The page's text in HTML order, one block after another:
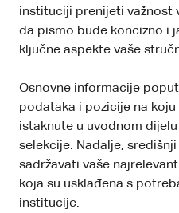
instituciji prenijeti važnost
da pismo bude koncizno i
ključne aspekte vaše
Osnovne informacije
podataka i pozicije na
istaknute u uvodnom
selekcije. Nadalje,
sadržavati vaše
koja su usklađena s
institucije.